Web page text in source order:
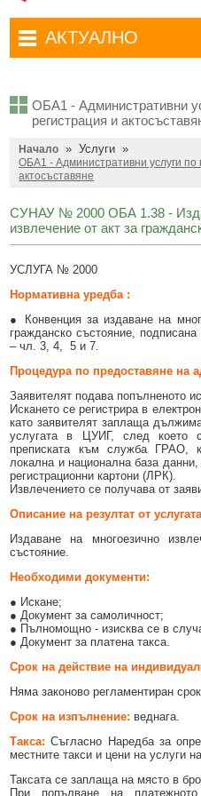
Достъп до информация
Антикорупция
Профил на купувача
Общ устройствен план
Устройство на територията
Общинско предприятие Чисто
Общинско предприятие Зелено
Финанси и бюджет
Култура
Образование
Социални дейности
Здравеопазване
Проекти по европейски програми
Политика лични данни
BG05SFPR001-1.004-0019-C01
образование в община Дряново“
Туристически маршрути
Туристически информационен
Съобщения
ОБА1 - Административни
регистрация и
Начало »Услуги »
ОБА1 - Административни услуги по
актосъставяне
СУНАУ № 2000 ОБА 1.38 -
извлечение от акт за
УСЛУГА № 2000
Нормативна уредба :
● Конвенция за издаване на
гражданско състояние,
– чл. 3, 4, 5 и 7.
Процедура по предоставяне на
Заявителят подава попълненото
Искането се регистрира в
като заявителят заплаща
услугата в ЦУИГ, след което
преписката към служба ГРАО,
локална и национална база
регистрационни картони (ЛРК).
Извлечението се получава от
Описание на резултат от
Издаване на многоезично
състояние.
Необходими документи:
● Искане;
● Документ за самоличност;
● Пълномощно - изисква се в
● Документ за платена такса.
Срок на действие на
Няма законово регламентиран
Срок на изпълнение: веднага.
Такса:Съгласно Наредба за
местните такси и цени на услуги
Таксата се заплаща на място в
При попълване на
Комплексно административно
АКТУАЛНО
Въвеждане на еврото в България
Местни избори 2023 година
Общинска избирателна комисия
Преброяване 2021
COVID-19 (Коронавирус)
Новини
Обяви и съобщения
Местни данъци и такси -
Проверка и плащане на
Списъци на длъжници
Културен календар